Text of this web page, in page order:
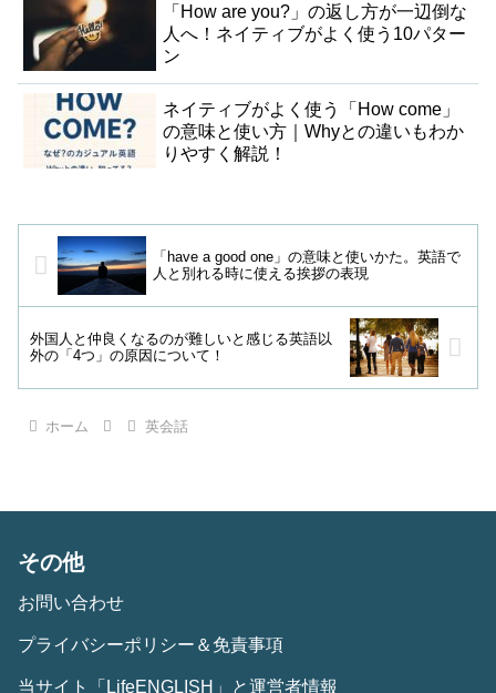
「How are you?」の返し方が一辺倒な
人へ！ネイティブがよく使う10パター
ン
ネイティブがよく使う「How come」
の意味と使い方｜Whyとの違いもわか
りやすく解説！
「have a good one」の意味と使いかた。英語で
人と別れる時に使える挨拶の表現
外国人と仲良くなるのが難しいと感じる英語以
外の「4つ」の原因について！
ホーム 英会話
その他
お問い合わせ
プライバシーポリシー＆免責事項
当サイト「LifeENGLISH」と運営者情報